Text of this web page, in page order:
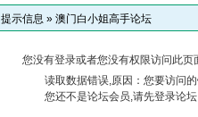
提示信息 » 澳门白小姐高手论坛
您没有登录或者您没有权限访问此页
读取数据错误,原因：您要访问
您还不是论坛会员,请先登录论坛